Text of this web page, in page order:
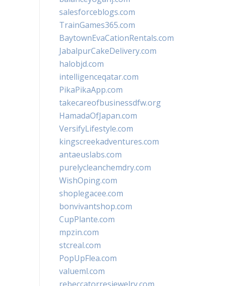
salesforceblogs.com
TrainGames365.com
BaytownEvaCationRentals.com
JabalpurCakeDelivery.com
halobjd.com
intelligenceqatar.com
PikaPikaApp.com
takecareofbusinessdfw.org
HamadaOfJapan.com
VersifyLifestyle.com
kingscreekadventures.com
antaeuslabs.com
purelycleanchemdry.com
WishOping.com
shoplegacee.com
bonvivantshop.com
CupPlante.com
mpzin.com
stcreal.com
PopUpFlea.com
valueml.com